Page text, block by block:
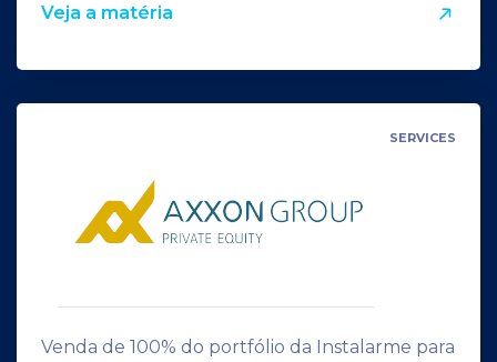
Veja a matéria
SERVICES
Venda de 100% do portfólio da Instalarme para